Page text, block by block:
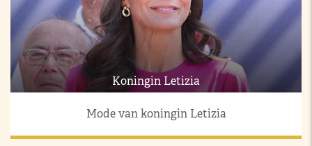
Koningin Letizia
Mode van koningin Letizia